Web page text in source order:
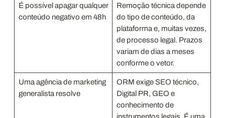
É possível apagar qualquer
conteúdo negativo em 48h
Remoção técnica depende
do tipo de conteúdo, da
plataforma e, muitas vezes,
de processo legal. Prazos
variam de dias a meses
conforme o vetor.
Uma agência de marketing
generalista resolve
ORM exige SEO técnico,
Digital PR, GEO e
conhecimento de